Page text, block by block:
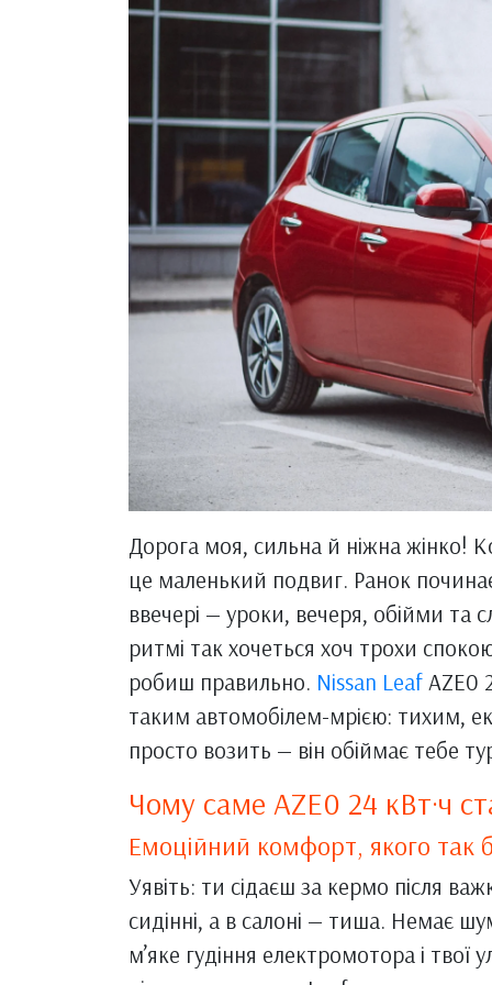
Дорога моя, сильна й ніжна жінко!
це маленький подвиг. Ранок
ввечері — уроки, вечеря, обійми та
ритмі так хочеться хоч трохи
робиш правильно. Nissan Leaf AZE0
таким автомобілем-мрією: тихим,
просто возить — він обіймає тебе
Чому саме AZE0 24 кВт·ч
Емоційний комфорт, якого так
Уявіть: ти сідаєш за кермо після
сидінні, а в салоні — тиша. Немає
м’яке гудіння електромотора і